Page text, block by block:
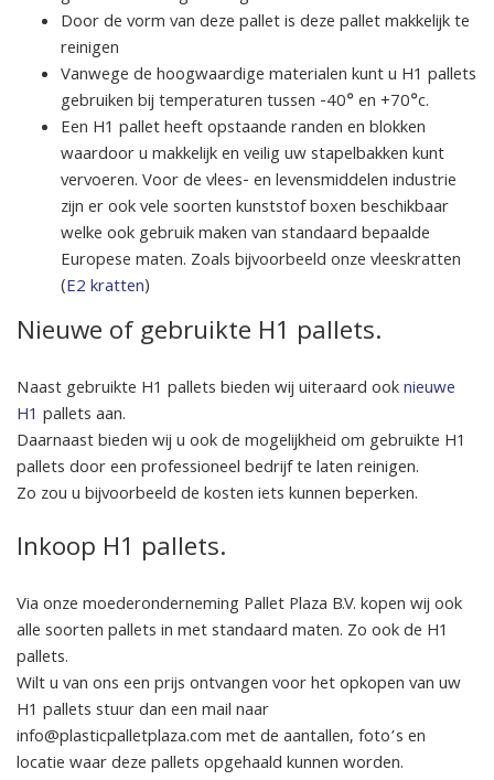
Door de vorm van deze pallet is deze pallet makkelijk te
reinigen
Vanwege de hoogwaardige materialen kunt u H1 pallets
gebruiken bij temperaturen tussen -40° en +70°c.
Een H1 pallet heeft opstaande randen en blokken
waardoor u makkelijk en veilig uw stapelbakken kunt
vervoeren. Voor de vlees- en levensmiddelen industrie
zijn er ook vele soorten kunststof boxen beschikbaar
welke ook gebruik maken van standaard bepaalde
Europese maten. Zoals bijvoorbeeld onze vleeskratten
(E2 kratten)
Nieuwe of gebruikte H1 pallets.
Naast gebruikte H1 pallets bieden wij uiteraard ooknieuwe
H1 pallets aan.
Daarnaast bieden wij u ook de mogelijkheid om gebruikte H1
pallets door een professioneel bedrijf te laten reinigen.
Zo zou u bijvoorbeeld de kosten iets kunnen beperken.
Inkoop H1 pallets.
Via onze moederonderneming Pallet Plaza B.V. kopen wij ook
alle soorten pallets in met standaard maten. Zo ook de H1
pallets.
Wilt u van ons een prijs ontvangen voor het opkopen van uw
H1 pallets stuur dan een mail naar
info@plasticpalletplaza.com met de aantallen, foto’s en
locatie waar deze pallets opgehaald kunnen worden.